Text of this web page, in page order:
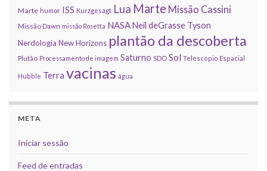
Marte humor ISS Kurzgesagt Lua Marte Missão Cassini
Missão Dawn missão Rosetta NASANeil deGrasse Tyson
Nerdologia New Horizons plantão da descoberta
Plutão Processamento de imagem Saturno SDO Sol Telescópio Espacial
Hubble Terra vacinas água
META
Iniciar sessão
Feed de entradas